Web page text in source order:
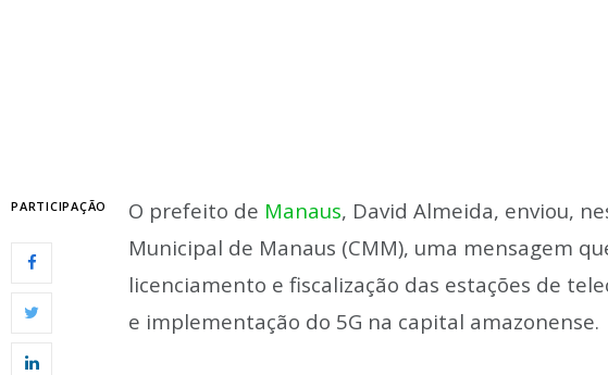
PARTICIPAÇÃO O prefeito de Manaus, David Almeida, enviou,
Municipal de Manaus (CMM), uma mensagem
licenciamento e fiscalização das estações de
e implementação do 5G na capital amazonense.